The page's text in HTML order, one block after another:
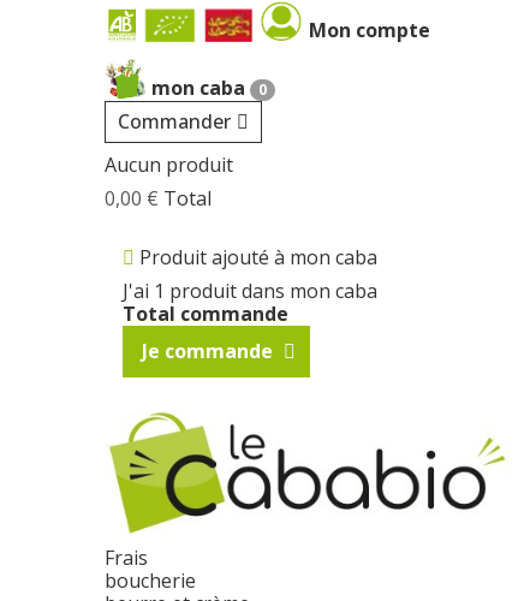
Mon compte
mon caba 0
Commander
Aucun produit
0,00 € Total
Produit ajouté à mon caba
J'ai 1 produit dans mon caba
Total commande
Je commande
Frais
boucherie
Cookies management panel